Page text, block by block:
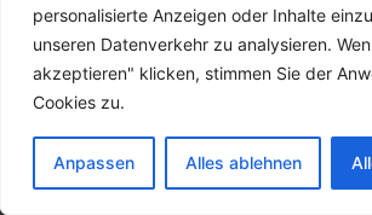
personalisierte Anzeigen oder Inhalte
unseren Datenverkehr zu analysieren.
akzeptieren" klicken, stimmen Sie der
Cookies zu.
Anpassen Alles ablehnen
Vor Ort Notfall Service
Mercedes Zündschloss ELV
Düsseldorf
Zündschloss ELV Reparatur
Mercedes Zündschloss
ELV / ESL
Mercedes Zündschloss ELV